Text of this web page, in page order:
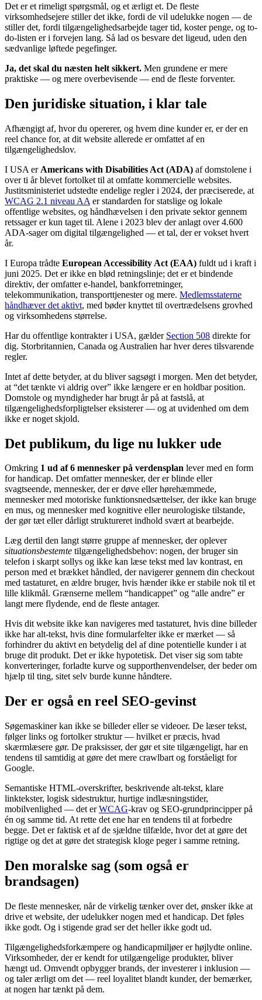
Det er et rimeligt spørgsmål, og et ærligt et. De fleste
virksomhedsejere stiller det ikke, fordi de vil udelukke nogen — de
stiller det, fordi tilgængelighedsarbejde tager tid, koster penge, og to-
do-listen er i forvejen lang. Så lad os besvare det ligeud, uden den
sædvanlige løftede pegefinger.
Ja, det skal du næsten helt sikkert. Men grundene er mere
praktiske — og mere overbevisende — end de fleste forventer.
Den juridiske situation, i klar tale
Afhængigt af, hvor du opererer, og hvem dine kunder er, er der en
reel chance for, at dit website allerede er omfattet af en
tilgængelighedslov.
I USA er Americans with Disabilities Act (ADA) af domstolene i
over ti år blevet fortolket til at omfatte kommercielle websites.
Justitsministeriet udstedte endelige regler i 2024, der præciserede, at
WCAG 2.1 niveau AA er standarden for statslige og lokale
offentlige websites, og håndhævelsen i den private sektor gennem
retssager er kun taget til. Alene i 2023 blev der anlagt over 4.600
ADA-sager om digital tilgængelighed — et tal, der er vokset hvert
år.
I Europa trådte European Accessibility Act (EAA) fuldt ud i kraft i
juni 2025. Det er ikke en blød retningslinje; det er et bindende
direktiv, der omfatter e-handel, bankforretninger,
telekommunikation, transporttjenester og mere. Medlemsstaterne
håndhæver det aktivt, med bøder knyttet til overtrædelsens grovhed
og virksomhedens størrelse.
Har du offentlige kontrakter i USA, gælder Section 508 direkte for
dig. Storbritannien, Canada og Australien har hver deres tilsvarende
regler.
Intet af dette betyder, at du bliver sagsøgt i morgen. Men det betyder,
at “det tænkte vi aldrig over” ikke længere er en holdbar position.
Domstole og myndigheder har brugt år på at fastslå, at
tilgængelighedsforpligtelser eksisterer — og at uvidenhed om dem
ikke er noget skjold.
Det publikum, du lige nu lukker ude
Omkring 1 ud af 6 mennesker på verdensplan lever med en form
for handicap. Det omfatter mennesker, der er blinde eller
svagtseende, mennesker, der er døve eller hørehæmmede,
mennesker med motoriske funktionsnedsættelser, der ikke kan bruge
en mus, og mennesker med kognitive eller neurologiske tilstande,
der gør tæt eller dårligt struktureret indhold svært at bearbejde.
Læg dertil den langt større gruppe af mennesker, der oplever
situationsbestemte tilgængelighedsbehov: nogen, der bruger sin
telefon i skarpt sollys og ikke kan læse tekst med lav kontrast, en
person med et brækket håndled, der navigerer gennem din checkout
med tastaturet, en ældre bruger, hvis hænder ikke er stabile nok til et
lille klikmål. Grænserne mellem “handicappet” og “alle andre” er
langt mere flydende, end de fleste antager.
Hvis dit website ikke kan navigeres med tastaturet, hvis dine billeder
ikke har alt-tekst, hvis dine formularfelter ikke er mærket — så
forhindrer du aktivt en betydelig del af dine potentielle kunder i at
bruge dit produkt. Det er ikke hypotetisk. Det viser sig som tabte
konverteringer, forladte kurve og supporthenvendelser, der beder om
hjælp til ting, sitet selv burde kunne håndtere.
Der er også en reel SEO-gevinst
Søgemaskiner kan ikke se billeder eller se videoer. De læser tekst,
følger links og fortolker struktur — hvilket er præcis, hvad
skærmlæsere gør. De praksisser, der gør et site tilgængeligt, har en
tendens til samtidig at gøre det mere crawlbart og forståeligt for
Google.
Semantiske HTML-overskrifter, beskrivende alt-tekst, klare
linktekster, logisk sidestruktur, hurtige indlæsningstider,
mobilvenlighed — det erWCAG-krav og SEO-grundprincipper på
én og samme tid. At rette det ene har en tendens til at forbedre
begge. Det er faktisk et af de sjældne tilfælde, hvor det at gøre det
rigtige og det at gøre det strategisk kloge peger i samme retning.
Den moralske sag (som også er
brandsagen)
De fleste mennesker, når de virkelig tænker over det, ønsker ikke at
drive et website, der udelukker nogen med et handicap. Det føles
ikke godt. Og i stigende grad ser det heller ikke godt ud.
Tilgængelighedsforkæmpere og handicapmiljøer er højlydte online.
Virksomheder, der er kendt for utilgængelige produkter, bliver
hængt ud. Omvendt opbygger brands, der investerer i inklusion —
og taler ærligt om det — reel loyalitet blandt kunder, der bemærker,
at nogen har tænkt på dem.